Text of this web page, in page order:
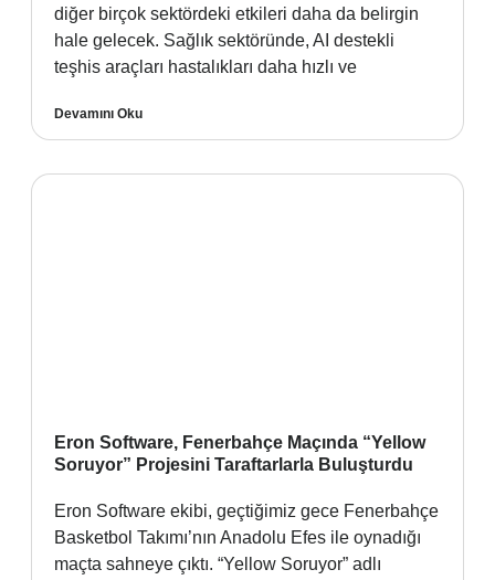
diğer birçok sektördeki etkileri daha da belirgin
hale gelecek. Sağlık sektöründe, AI destekli
teşhis araçları hastalıkları daha hızlı ve
Devamını Oku
Eron Software, Fenerbahçe Maçında “Yellow
Soruyor” Projesini Taraftarlarla Buluşturdu
Eron Software ekibi, geçtiğimiz gece Fenerbahçe
Basketbol Takımı’nın Anadolu Efes ile oynadığı
maçta sahneye çıktı. “Yellow Soruyor” adlı